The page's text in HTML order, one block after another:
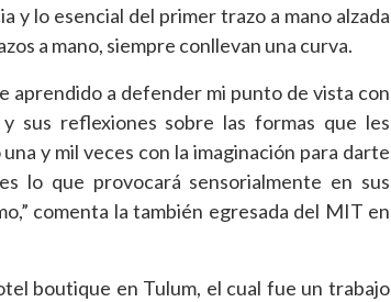
y lo esencial del primer trazo a mano alzada
a mano, siempre conllevan una curva.
aprendido a defender mi punto de vista con
sus reflexiones sobre las formas que les
y mil veces con la imaginación para darte
lo que provocará sensorialmente en sus
comenta la también egresada del MIT en
boutique en Tulum, el cual fue un trabajo